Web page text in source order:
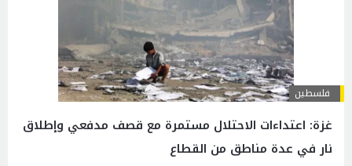
فلسطين
غزة: اعتداءات الاحتلال مستمرة مع قصف مدفعي وإطلاق
نار في عدة مناطق من القطاع